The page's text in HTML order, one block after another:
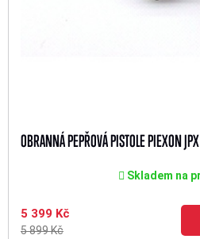
OBRANNÁ PEPŘOVÁ PISTOLE PIEXON
Skladem na
5 399 Kč
5 899 Kč